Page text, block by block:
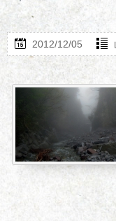
2012/12/05